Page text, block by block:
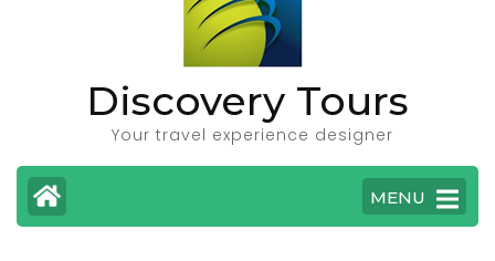
Discovery Tours
Your travel experience designer
MENU